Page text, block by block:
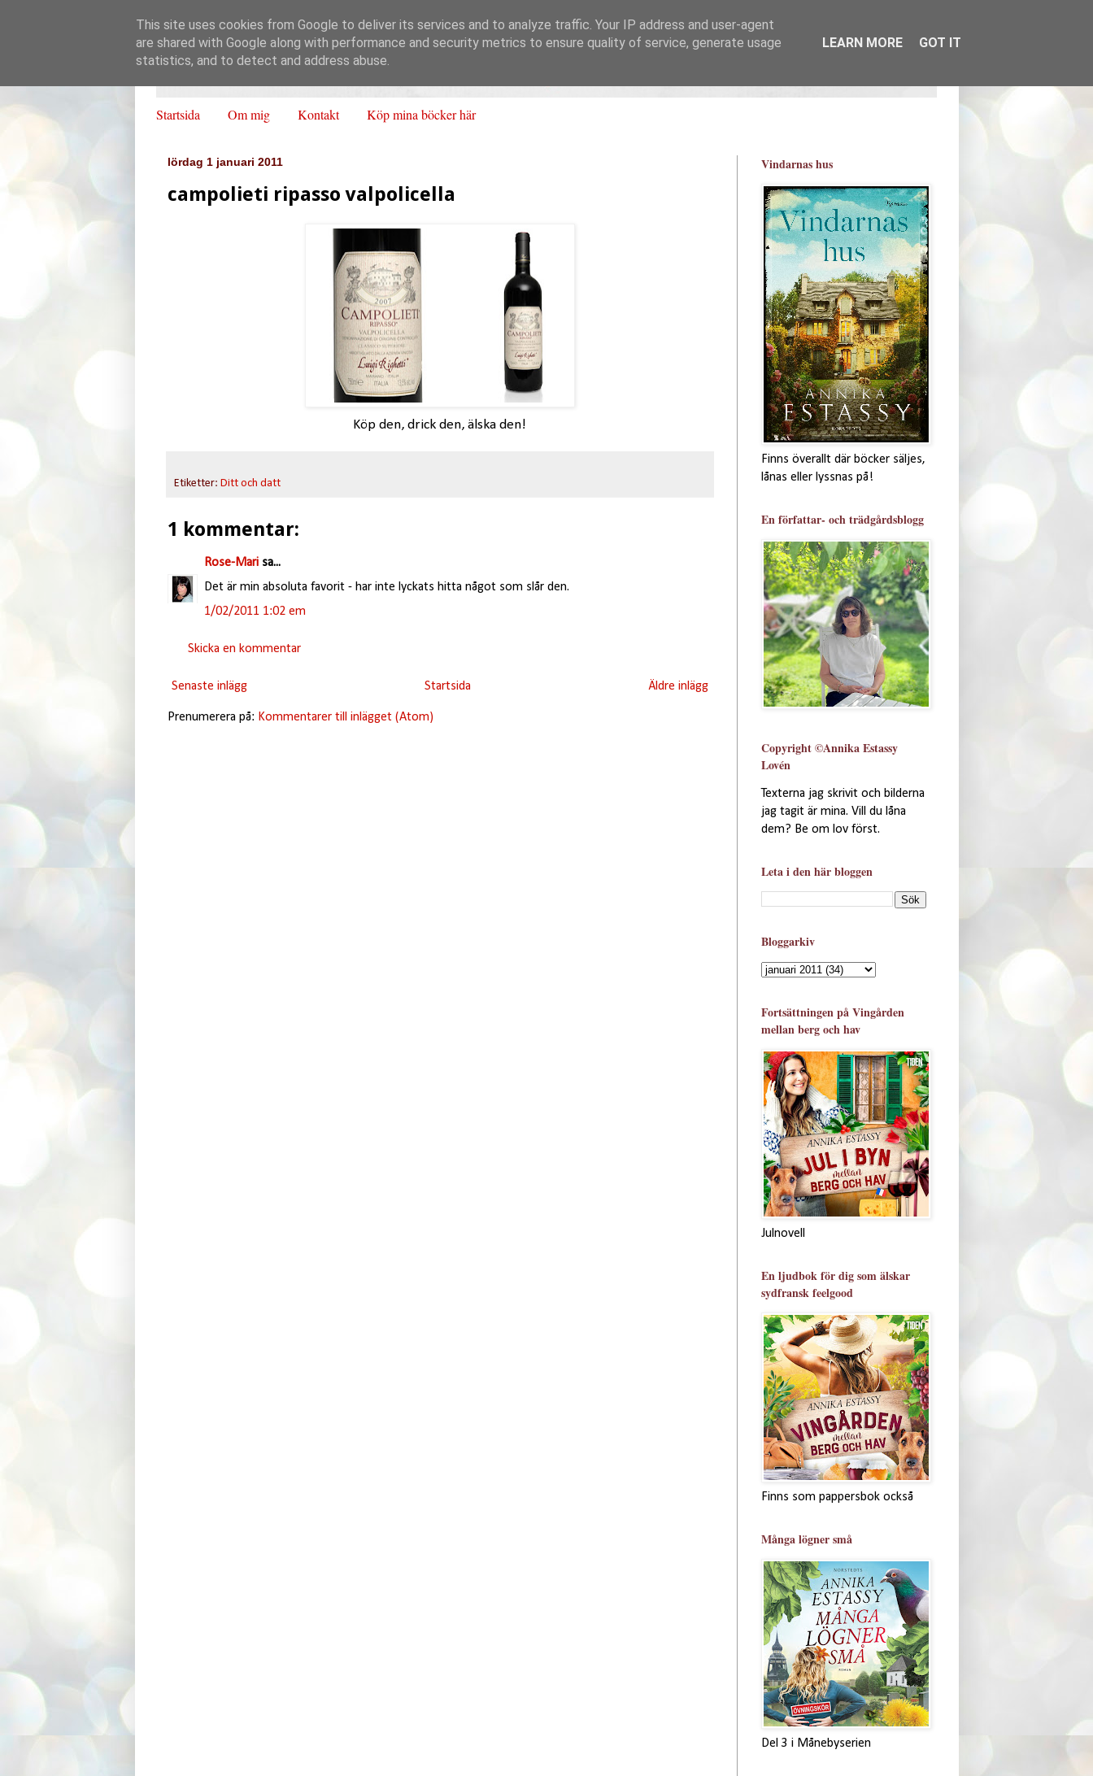
Startsida Om mig Kontakt Köp mina böcker här
lördag 1 januari 2011
campolieti ripasso valpolicella
Köp den, drick den, älska den!
Etiketter: Ditt och datt
1 kommentar:
Rose-Marisa...
Det är min absoluta favorit - har inte lyckats hitta något som slår den.
1/02/2011 1:02 em
Skicka en kommentar
Senaste inlägg Äldre inlägg
Startsida
Prenumerera på: Kommentarer till inlägget (Atom)
Vindarnas hus
Finns överallt där böcker säljes,
lånas eller lyssnas på!
En författar- och trädgårdsblogg
Copyright ©Annika Estassy
Lovén
Texterna jag skrivit och bilderna
jag tagit är mina. Vill du låna
dem? Be om lov först.
Leta i den här bloggen
Bloggarkiv
Fortsättningen på Vingården
mellan berg och hav
Julnovell
En ljudbok för dig som älskar
sydfransk feelgood
Finns som pappersbok också
Många lögner små
Del 3 i Månebyserien
This site uses cookies from Google to deliver its services and to analyze traffic. Your IP address and user-agent
are shared with Google along with performance and security metrics to ensure quality of service, generate usage
statistics, and to detect and address abuse.
LEARN MORE GOT IT